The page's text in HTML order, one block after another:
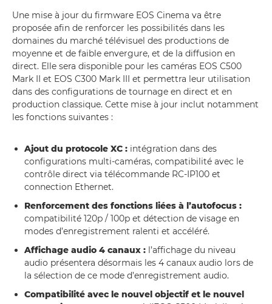
Une mise à jour du firmware EOS Cinema va être
proposée afin de renforcer les possibilités dans les
domaines du marché télévisuel des productions de
moyenne et de faible envergure, et de la diffusion en
direct. Elle sera disponible pour les caméras EOS C500
Mark II et EOS C300 Mark III et permettra leur utilisation
dans des configurations de tournage en direct et en
production classique. Cette mise à jour inclut notamment
les fonctions suivantes :
Ajout du protocole XC : intégration dans des
configurations multi-caméras, compatibilité avec le
contrôle direct via télécommande RC-IP100 et
connection Ethernet.
Renforcement des fonctions liées à l’autofocus :
compatibilité 120p / 100p et détection de visage en
modes d’enregistrement ralenti et accéléré.
Affichage audio 4 canaux : l’affichage du niveau
audio présentera désormais les 4 canaux audio lors de
la sélection de ce mode d’enregistrement audio.
Compatibilité avec le nouvel objectif et le nouvel